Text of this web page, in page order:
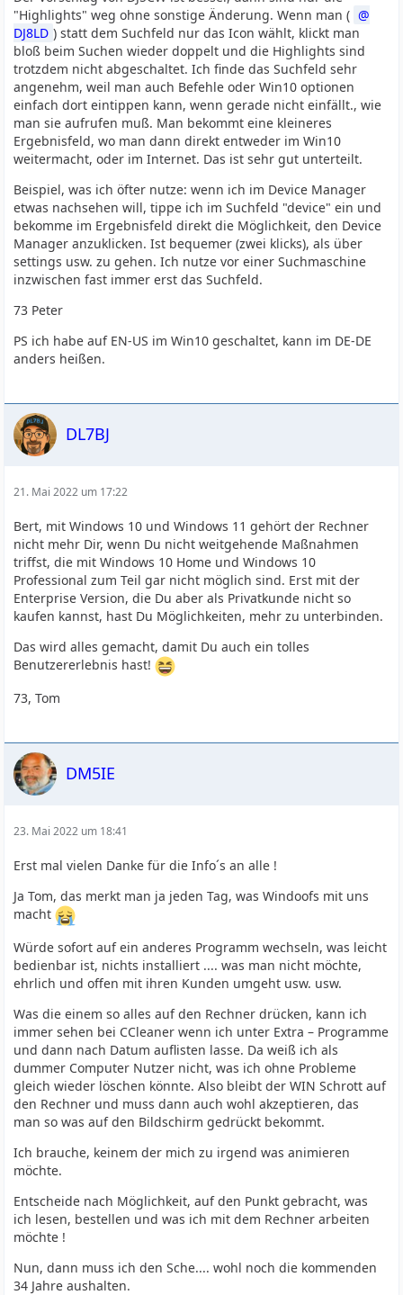
"Highlights" weg ohne sonstige Änderung. Wenn man (
DJ8LD ) statt dem Suchfeld nur das Icon wählt, klickt man
bloß beim Suchen wieder doppelt und die Highlights sind
trotzdem nicht abgeschaltet. Ich finde das Suchfeld sehr
angenehm, weil man auch Befehle oder Win10 optionen
einfach dort eintippen kann, wenn gerade nicht einfällt., wie
man sie aufrufen muß. Man bekommt eine kleineres
Ergebnisfeld, wo man dann direkt entweder im Win10
weitermacht, oder im Internet. Das ist sehr gut unterteilt.
Beispiel, was ich öfter nutze: wenn ich im Device Manager
etwas nachsehen will, tippe ich im Suchfeld "device" ein und
bekomme im Ergebnisfeld direkt die Möglichkeit, den Device
Manager anzuklicken. Ist bequemer (zwei klicks), als über
settings usw. zu gehen. Ich nutze vor einer Suchmaschine
inzwischen fast immer erst das Suchfeld.
73 Peter
PS ich habe auf EN-US im Win10 geschaltet, kann im DE-DE
anders heißen.
DL7BJ
21. Mai 2022 um 17:22
Bert, mit Windows 10 und Windows 11 gehört der Rechner
nicht mehr Dir, wenn Du nicht weitgehende Maßnahmen
triffst, die mit Windows 10 Home und Windows 10
Professional zum Teil gar nicht möglich sind. Erst mit der
Enterprise Version, die Du aber als Privatkunde nicht so
kaufen kannst, hast Du Möglichkeiten, mehr zu unterbinden.
Das wird alles gemacht, damit Du auch ein tolles
Benutzererlebnis hast!
73, Tom
DM5IE
23. Mai 2022 um 18:41
Erst mal vielen Danke für die Info´s an alle !
Ja Tom, das merkt man ja jeden Tag, was Windoofs mit uns
macht
Würde sofort auf ein anderes Programm wechseln, was leicht
bedienbar ist, nichts installiert .... was man nicht möchte,
ehrlich und offen mit ihren Kunden umgeht usw. usw.
Was die einem so alles auf den Rechner drücken, kann ich
immer sehen bei CCleaner wenn ich unter Extra – Programme
und dann nach Datum auflisten lasse. Da weiß ich als
dummer Computer Nutzer nicht, was ich ohne Probleme
gleich wieder löschen könnte. Also bleibt der WIN Schrott auf
den Rechner und muss dann auch wohl akzeptieren, das
man so was auf den Bildschirm gedrückt bekommt.
Ich brauche, keinem der mich zu irgend was animieren
möchte.
Entscheide nach Möglichkeit, auf den Punkt gebracht, was
ich lesen, bestellen und was ich mit dem Rechner arbeiten
möchte !
Nun, dann muss ich den Sche.... wohl noch die kommenden
34 Jahre aushalten.